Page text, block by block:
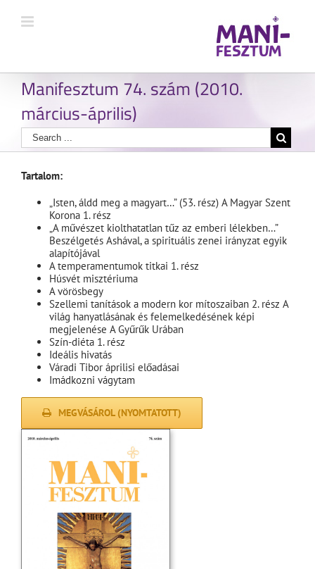
Manifesztum 74. szám (2010.
március-április)
Tartalom:
„Isten, áldd meg a magyart…” (53. rész) A Magyar Szent
Korona 1. rész
„A művészet kiolthatatlan tűz az emberi lélekben…”
Beszélgetés Ashával, a spirituális zenei irányzat egyik
alapítójával
A temperamentumok titkai 1. rész
Húsvét misztériuma
A vörösbegy
Szellemi tanítások a modern kor mítoszaiban 2. rész A
világ hanyatlásának és felemelkedésének képi
megjelenése A Gyűrűk Urában
Szín-diéta 1. rész
Ideális hivatás
Váradi Tibor áprilisi előadásai
Imádkozni vágytam
MEGVÁSÁROL (NYOMTATOTT)